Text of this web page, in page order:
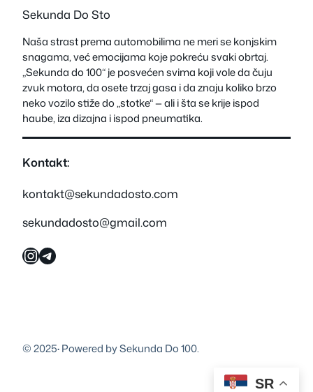
Sekunda Do Sto
Naša strast prema automobilima ne meri se konjskim
snagama, već emocijama koje pokreću svaki obrtaj.
„Sekunda do 100“ je posvećen svima koji vole da čuju
zvuk motora, da osete trzaj gasa i da znaju koliko brzo
neko vozilo stiže do „stotke“ — ali i šta se krije ispod
haube, iza dizajna i ispod pneumatika.
Kontakt:
kontakt@sekundadosto.com
sekundadosto@gmail.com
InstagramTelegram
© 2025·Powered by Sekunda Do 100.
SR